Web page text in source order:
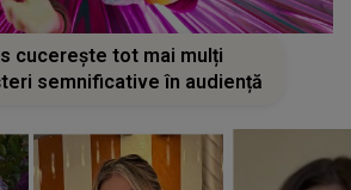
cucerește tot mai mulți
semnificative în audiență